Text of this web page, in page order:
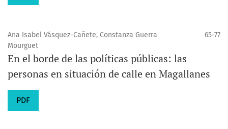
Ana Isabel Vásquez-Cañete, Constanza Guerra
Mourguet
65-77
En el borde de las políticas públicas: las
personas en situación de calle en Magallanes
PDF